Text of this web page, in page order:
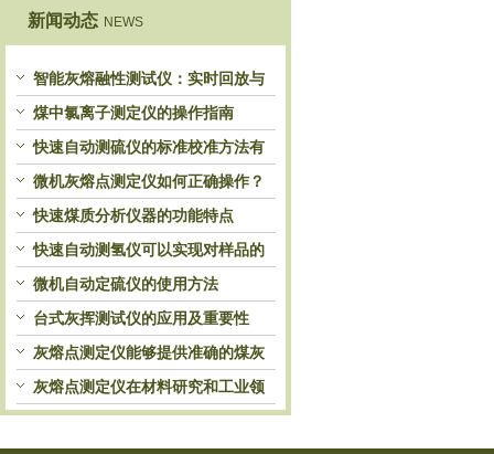
新闻动态 NEWS
智能灰熔融性测试仪：实时回放与
历史分析，解锁灰熔特性精准洞察
煤中氯离子测定仪的操作指南
快速自动测硫仪的标准校准方法有
哪些？
微机灰熔点测定仪如何正确操作？
快速煤质分析仪器的功能特点
快速自动测氢仪可以实现对样品的
自动处理和检测
微机自动定硫仪的使用方法
台式灰挥测试仪的应用及重要性
灰熔点测定仪能够提供准确的煤灰
熔融性参数
灰熔点测定仪在材料研究和工业领
域中发挥重要作用